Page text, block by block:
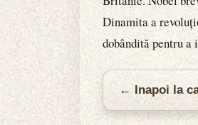
Dinamita a
dobândită pentru
← Inapoi la